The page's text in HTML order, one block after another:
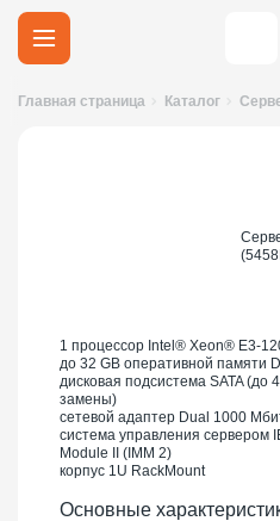
Главная страница Каталог
1 процессор Intel® Xeon® E3-
до 32 GB оперативной памяти
дисковая подсистема SATA (до
замены)
сетевой адаптер Dual 1000
система управления сервером
Module II (IMM 2)
корпус 1U RackMount
Основные